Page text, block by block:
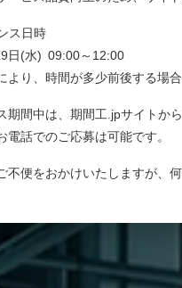
工・期間従業員専門の
人サイト
コンテンツ紹介
ス日時
日(水) 09:00～12:00
り、時間が多少前後する場合
期間中は、期間工.jpサイトか
電話でのご応募は可能です。
不便をおかけいたしますが、